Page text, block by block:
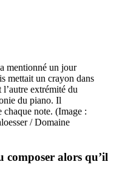
mentionné un jour
mettait un crayon dans
extrémité du
du piano. Il
chaque note. (Image :
/ Domaine
composer alors qu’il